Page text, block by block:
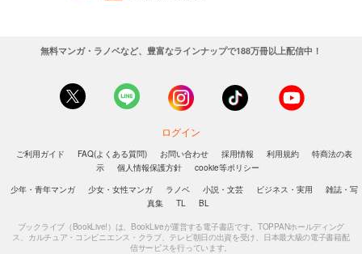
無料マンガ・ラノベなど、豊富なラインナップで188万冊以上配信中！
ログイン
ご利用ガイド FAQ(よくある質問) お問い合わせ 採用情報 利用規約
特商法の表
示
個人情報保護方針
cookie等ポリシー
少年・青年マンガ
少女・女性マンガ ラノベ 小説・文芸 ビジネス・実用
雑誌・写
真集
TL BL
ブックライブ（BookLive!）は、BookLiveが運営する電子書店です。TOPPANホールディング
ス、カルチュア・コンビニエンス・クラブ、テレビ朝日の出資を受け、日本最大級の電子書籍配
信サービスを行っています。